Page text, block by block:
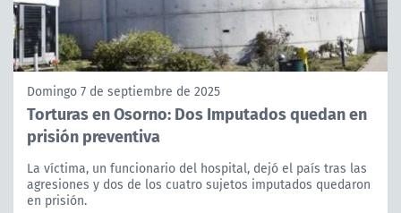
Domingo 7 de septiembre de 2025
Torturas en Osorno: Dos Imputados quedan en
prisión preventiva
La víctima, un funcionario del hospital, dejó el país tras las
agresiones y dos de los cuatro sujetos imputados quedaron
en prisión.